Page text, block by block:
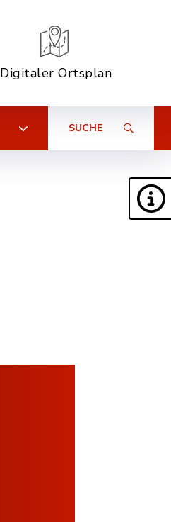
Digitaler Ortsplan
SUCHE